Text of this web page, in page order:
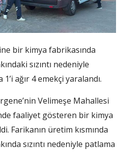
bir kimya fabrikasında
sızıntı nedeniyle
ağır 4 emekçi yaralandı.
Velimeşe Mahallesi
faaliyet gösteren bir kimya
Farikanın üretim kısmında
sızıntı nedeniyle patlama